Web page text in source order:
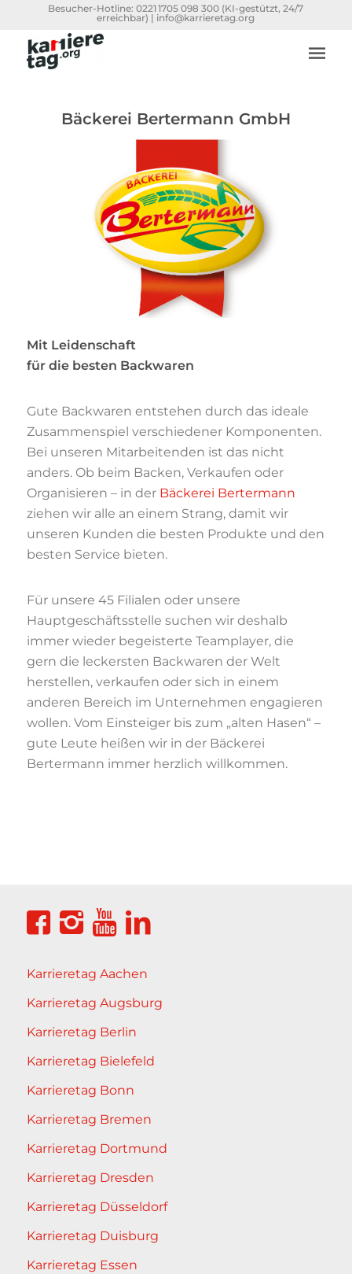
Besucher-Hotline:0221 1705 098 300 (KI-gestützt, 24/7
erreichbar) | info@karrieretag.org
Bäckerei Bertermann GmbH
Mit Leidenschaft
für die besten Backwaren
Gute Backwaren entstehen durch das ideale
Zusammenspiel verschiedener Komponenten.
Bei unseren Mitarbeitenden ist das nicht
anders. Ob beim Backen, Verkaufen oder
Organisieren – in der Bäckerei Bertermann
ziehen wir alle an einem Strang, damit wir
unseren Kunden die besten Produkte und den
besten Service bieten.
Für unsere 45 Filialen oder unsere
Hauptgeschäftsstelle suchen wir deshalb
immer wieder begeisterte Teamplayer, die
gern die leckersten Backwaren der Welt
herstellen, verkaufen oder sich in einem
anderen Bereich im Unternehmen engagieren
wollen. Vom Einsteiger bis zum „alten Hasen“ –
gute Leute heißen wir in der Bäckerei
Bertermann immer herzlich willkommen.
Karrieretag Aachen
Karrieretag Augsburg
Karrieretag Berlin
Karrieretag Bielefeld
Karrieretag Bonn
Karrieretag Bremen
Karrieretag Dortmund
Karrieretag Dresden
Karrieretag Düsseldorf
Karrieretag Duisburg
Karrieretag Essen